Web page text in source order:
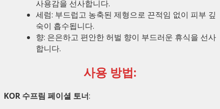
사용감을 선사합니다.
세럼: 부드럽고 농축된 제형으로 끈적임 없이 피부 깊
숙이 흡수됩니다.
향: 은은하고 편안한 허벌 향이 부드러운 휴식을 선사
합니다.
사용 방법:
KOR 수프림 페이셜 토너: